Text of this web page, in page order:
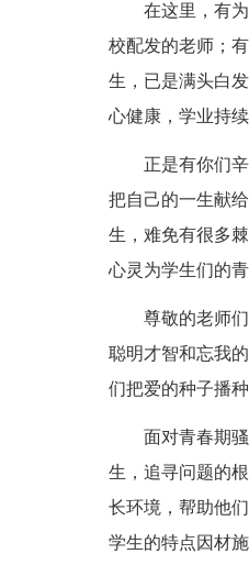
在这里，有
校配发的老师；
生，已是满头白
心健康，学业持
正是有你们
把自己的一生献
生，难免有很多
心灵为学生们的青
尊敬的老师
聪明才智和忘我
们把爱的种子播
面对青春期
生，追寻问题的
长环境，帮助他
学生的特点因材